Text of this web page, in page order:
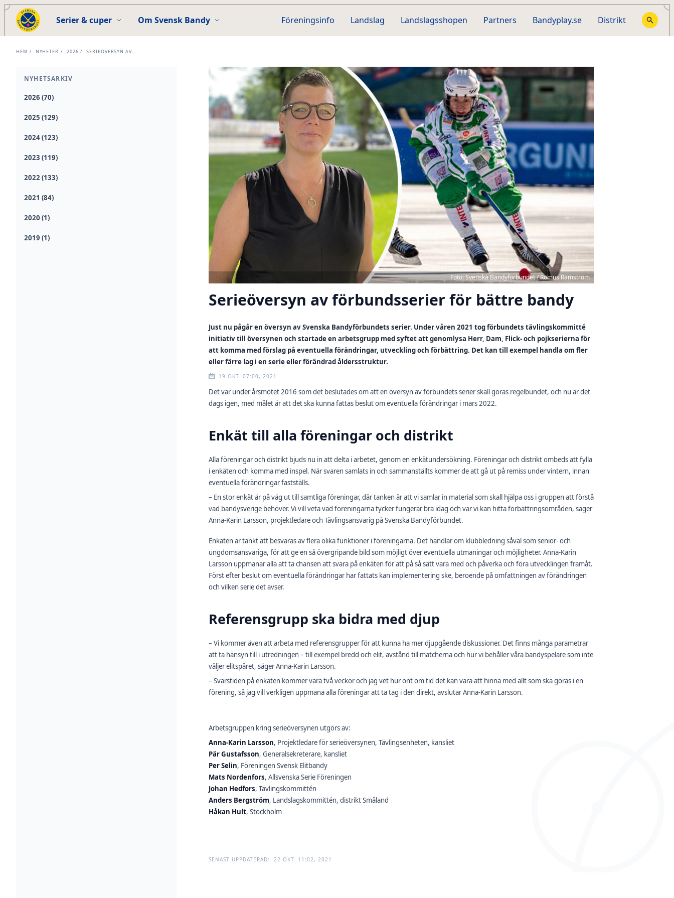
Serier & cuper Om Svensk Bandy Föreningsinfo Landslag Landslagsshopen Partners Bandyplay.se Distrikt
HEM / NYHETER / 2026 / SERIEÖVERSYN AV...
NYHETSARKIV
2026 (70)
2025 (129)
2024 (123)
2023 (119)
2022 (133)
2021 (84)
2020 (1)
2019 (1)
Foto: Svenska Bandyförbundet / Romus Ramström
Serieöversyn av förbundsserier för bättre bandy
Just nu pågår en översyn av Svenska Bandyförbundets serier. Under våren 2021 tog förbundets tävlingskommitté
initiativ till översynen och startade en arbetsgrupp med syftet att genomlysa Herr, Dam, Flick- och pojkserierna för
att komma med förslag på eventuella förändringar, utveckling och förbättring. Det kan till exempel handla om fler
eller färre lag i en serie eller förändrad åldersstruktur.
19 OKT. 07:00, 2021
Det var under årsmötet 2016 som det beslutades om att en översyn av förbundets serier skall göras regelbundet, och nu är det
dags igen, med målet är att det ska kunna fattas beslut om eventuella förändringar i mars 2022.
Enkät till alla föreningar och distrikt
Alla föreningar och distrikt bjuds nu in att delta i arbetet, genom en enkätundersökning. Föreningar och distrikt ombeds att fylla
i enkäten och komma med inspel. När svaren samlats in och sammanställts kommer de att gå ut på remiss under vintern, innan
eventuella förändringar fastställs.
– En stor enkät är på väg ut till samtliga föreningar, där tanken är att vi samlar in material som skall hjälpa oss i gruppen att förstå
vad bandysverige behöver. Vi vill veta vad föreningarna tycker fungerar bra idag och var vi kan hitta förbättringsområden, säger
Anna-Karin Larsson, projektledare och Tävlingsansvarig på Svenska Bandyförbundet.
Enkäten är tänkt att besvaras av flera olika funktioner i föreningarna. Det handlar om klubbledning såväl som senior- och
ungdomsansvariga, för att ge en så övergripande bild som möjligt över eventuella utmaningar och möjligheter. Anna-Karin
Larsson uppmanar alla att ta chansen att svara på enkäten för att på så sätt vara med och påverka och föra utvecklingen framåt.
Först efter beslut om eventuella förändringar har fattats kan implementering ske, beroende på omfattningen av förändringen
och vilken serie det avser.
Referensgrupp ska bidra med djup
– Vi kommer även att arbeta med referensgrupper för att kunna ha mer djupgående diskussioner. Det finns många parametrar
att ta hänsyn till i utredningen – till exempel bredd och elit, avstånd till matcherna och hur vi behåller våra bandyspelare som inte
väljer elitspåret, säger Anna-Karin Larsson.
– Svarstiden på enkäten kommer vara två veckor och jag vet hur ont om tid det kan vara att hinna med allt som ska göras i en
förening, så jag vill verkligen uppmana alla föreningar att ta tag i den direkt, avslutar Anna-Karin Larsson.
Arbetsgruppen kring serieöversynen utgörs av:
Anna-Karin Larsson, Projektledare för serieöversynen, Tävlingsenheten, kansliet
Pär Gustafsson, Generalsekreterare, kansliet
Per Selin, Föreningen Svensk Elitbandy
Mats Nordenfors, Allsvenska Serie Föreningen
Johan Hedfors, Tävlingskommittén
Anders Bergström, Landslagskommittén, distrikt Småland
Håkan Hult, Stockholm
SENAST UPPDATERAD: 22 OKT. 11:02, 2021